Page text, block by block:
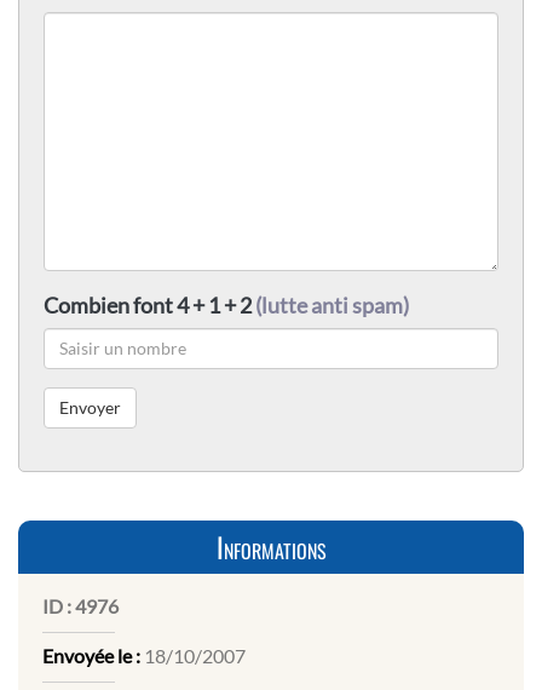
Combien font 4 + 1 + 2(lutte anti spam)
Informations
ID :4976
Envoyée le : 18/10/2007